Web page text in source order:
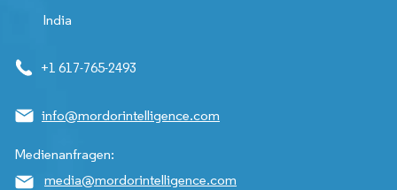
India
+1 617-765-2493
info@mordorintelligence.com
Medienanfragen:
media@mordorintelligence.com